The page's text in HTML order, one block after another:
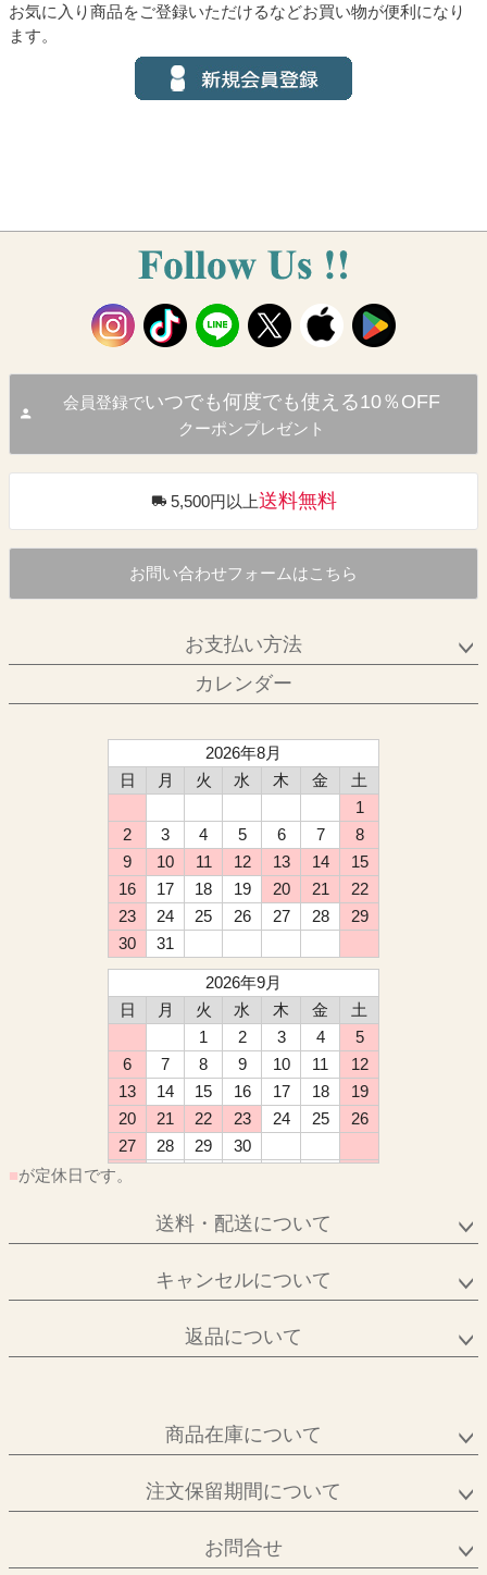
お気に入り商品をご登録いただけるなどお買い物が便利になり
ます。
会員登録でいつでも何度でも使える10％OFF
クーポンプレゼント
5,500円以上送料無料
お問い合わせフォームはこちら
お支払い方法
カレンダー
2026年8月
日
月 火 水 木 金
土
1
2
3 4 5 6 7
8
9
10 11 12 13 14
15
16
17 18 19 20 21
22
23
24 25 26 27 28
29
30
31
2026年9月
日
月 火 水 木 金
土
1
2 3 4
5
6
7 8 9 10 11
12
13
14 15 16 17 18
19
20
21 22 23 24 25
26
27
28 29
30
■が定休日です。
送料・配送について
キャンセルについて
返品について
商品在庫について
注文保留期間について
お問合せ